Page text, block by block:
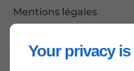
Your privacy
Mentions légales